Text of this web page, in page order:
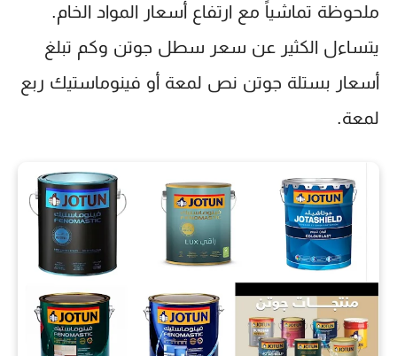
ملحوظة تماشياً مع ارتفاع أسعار المواد الخام.
يتساءل الكثير عن سعر سطل جوتن وكم تبلغ
أسعار بستلة جوتن نص لمعة أو فينوماستيك ربع
لمعة.